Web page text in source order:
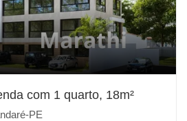
com 1 quarto, 18m²
PE